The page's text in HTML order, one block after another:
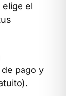
elige el
pago y